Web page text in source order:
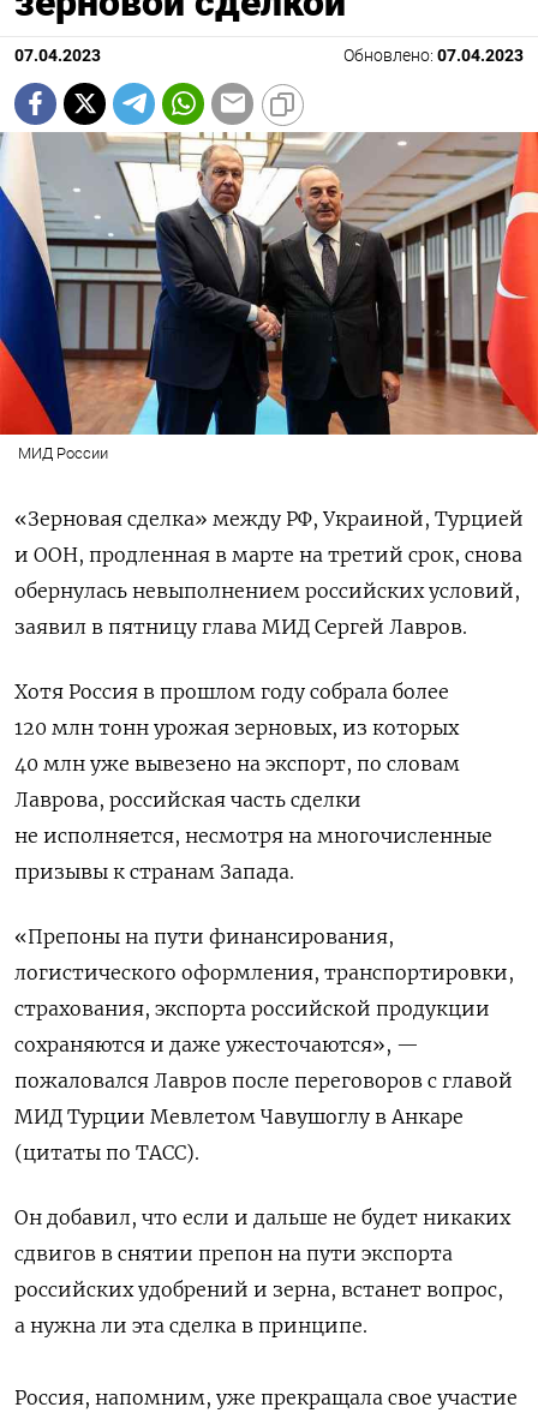
07.04.2023 Обновлено: 07.04.2023
МИД России
«Зерновая сделка» между РФ, Украиной, Турцией
и ООН, продленная в марте на третий срок, снова
обернулась невыполнением российских условий,
заявил в пятницу глава МИД Сергей Лавров.
Хотя Россия в прошлом году собрала более
120 млн тонн урожая зерновых, из которых
40 млн уже вывезено на экспорт, по словам
Лаврова, российская часть сделки
не исполняется, несмотря на многочисленные
призывы к странам Запада.
«Препоны на пути финансирования,
логистического оформления, транспортировки,
страхования, экспорта российской продукции
сохраняются и даже ужесточаются», —
пожаловался Лавров после переговоров с главой
МИД Турции Мевлетом Чавушоглу в Анкаре
(цитаты по ТАСС).
Он добавил, что если и дальше не будет никаких
сдвигов в снятии препон на пути экспорта
российских удобрений и зерна, встанет вопрос,
а нужна ли эта сделка в принципе.
Россия, напомним, уже прекращала свое участие